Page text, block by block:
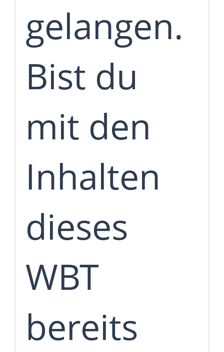
gelangen.
Bist du
mit den
Inhalten
dieses
WBT
bereits